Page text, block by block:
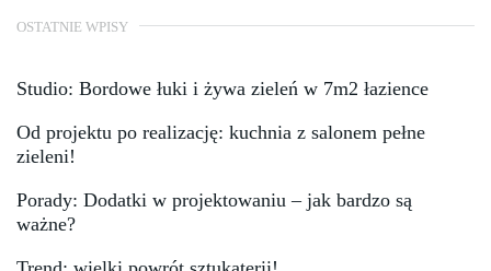
OSTATNIE WPISY
Studio: Bordowe łuki i żywa zieleń w 7m2 łazience
Od projektu po realizację: kuchnia z salonem pełne
zieleni!
Porady: Dodatki w projektowaniu – jak bardzo są
ważne?